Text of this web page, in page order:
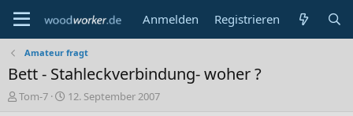
Anmelden Registrieren
Amateur fragt
Bett - Stahleckverbindung- woher ?
E
Tom-7
E12. September 2007